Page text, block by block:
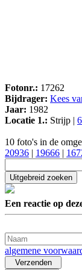
Fotonr.: 17262
Bijdrager: Kees
Jaar: 1982
Locatie 1.: Strijp |
10 foto's in de
20936
19666
Een reactie op
algemene